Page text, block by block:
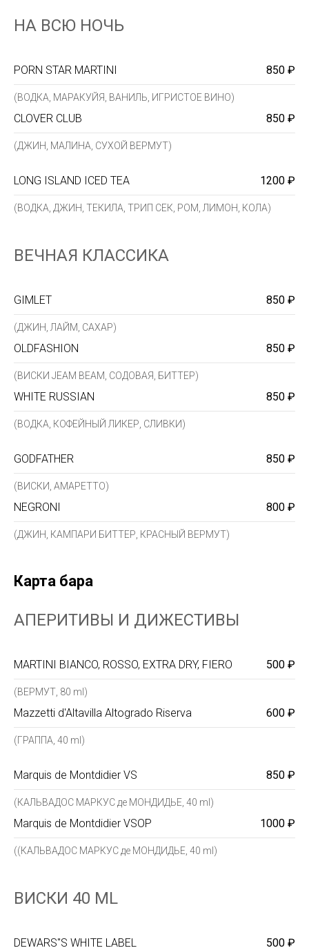
НА ВСЮ НОЧЬ
PORN STAR MARTINI 850 ₽
(ВОДКА, МАРАКУЙЯ, ВАНИЛЬ, ИГРИСТОЕ ВИНО)
CLOVER CLUB 850 ₽
(ДЖИН, МАЛИНА, СУХОЙ ВЕРМУТ)
LONG ISLAND ICED TEA 1200 ₽
(ВОДКА, ДЖИН, ТЕКИЛА, ТРИП СЕК, РОМ, ЛИМОН, КОЛА)
ВЕЧНАЯ КЛАССИКА
GIMLET 850 ₽
(ДЖИН, ЛАЙМ, САХАР)
OLDFASHION 850 ₽
(ВИСКИ JEAM BEAM, СОДОВАЯ, БИТТЕР)
WHITE RUSSIAN 850 ₽
(ВОДКА, КОФЕЙНЫЙ ЛИКЕР, СЛИВКИ)
GODFATHER 850 ₽
(ВИСКИ, АМАРЕТТО)
NEGRONI 800 ₽
(ДЖИН, КАМПАРИ БИТТЕР, КРАСНЫЙ ВЕРМУТ)
Карта бара
АПЕРИТИВЫ И ДИЖЕСТИВЫ
MARTINI BIANCO, ROSSO, EXTRA DRY, FIERO 500 ₽
(ВЕРМУТ, 80 ml)
Mazzetti d'Altavilla Altogrado Riserva 600 ₽
(ГРАППА, 40 ml)
Marquis de Montdidier VS 850 ₽
(КАЛЬВАДОС МАРКУС де МОНДИДЬЕ, 40 ml)
Marquis de Montdidier VSOP 1000 ₽
((КАЛЬВАДОС МАРКУС де МОНДИДЬЕ, 40 ml)
ВИСКИ 40 ML
DEWARS"S WHITE LABEL 500 ₽